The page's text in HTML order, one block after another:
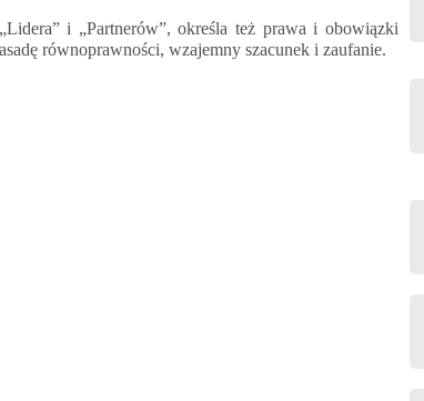
i „Partnerów”, określa też prawa i obowiązki
równoprawności, wzajemny szacunek i zaufanie.